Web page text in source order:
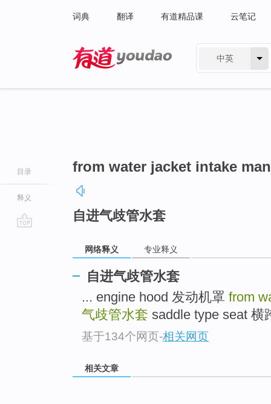
词典 翻译 有道精品课 云笔记
中英
目录
释义
from water jacket intake
自进气歧管水套
网络释义 专业释义
自进气歧管水套
... engine hood 发动机罩 from
气歧管水套 saddle type seat 横
基于134个网页-相关网页
相关文章